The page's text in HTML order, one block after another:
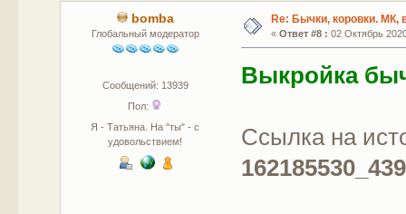
bomba
Глобальный модератор
Сообщений: 13939
Пол:
Я - Татьяна. На "ты" - с
удовольствием!
Re: Бычки, коровки. МК,
« Ответ #8 : 02 Октябрь
Выкройка
Ссылка на